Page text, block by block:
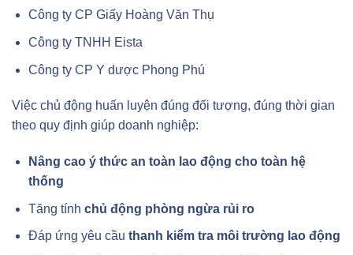
Công ty CP Giấy Hoàng Văn Thụ
Công ty TNHH Eista
Công ty CP Y dược Phong Phú
Việc chủ động huấn luyện đúng đối tượng, đúng thời gian
theo quy định giúp doanh nghiệp:
Nâng cao ý thức an toàn lao động cho toàn hệ
thống
Tăng tính chủ động phòng ngừa rủi ro
Đáp ứng yêu cầu thanh kiểm tra môi trường lao động